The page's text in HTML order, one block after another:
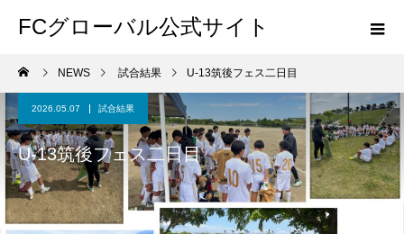
FCグローバル公式サイト
NEWS 試合結果 U-13筑後フェス二日目
2026.05.07 試合結果
U-13筑後フェス二日目